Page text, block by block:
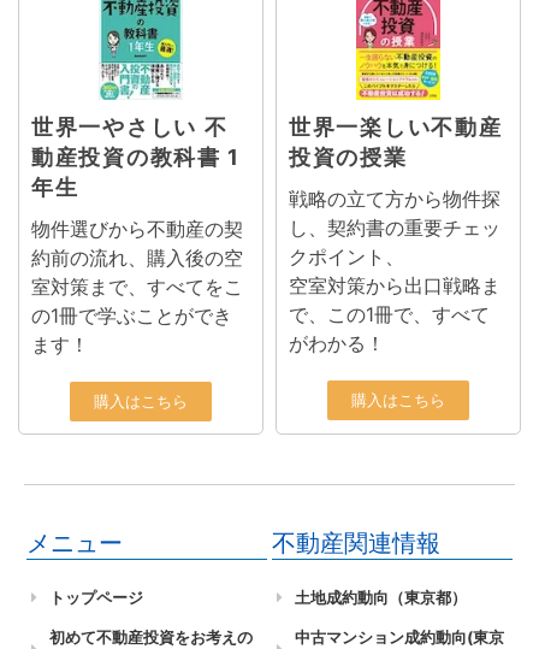
メニュー
トップページ
初めて不動産投資をお考えの
不動産関連情報
土地成約動向（東京都）
中古マンション成約動向(東京
世界一やさしい 不
動産投資の教科書 1
年生
物件選びから不動産の契
約前の流れ、購入後の空
室対策まで、すべてをこ
の1冊で学ぶことができ
ます！
購入はこちら
世界一楽しい不動産
投資の授業
戦略の立て方から物件探
し、契約書の重要チェッ
クポイント、
空室対策から出口戦略ま
で、この1冊で、すべて
がわかる！
購入はこちら